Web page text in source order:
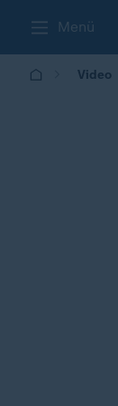
Menü
Video